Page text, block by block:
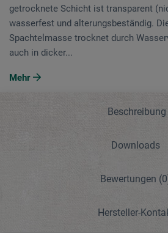
getrocknete Schicht ist transparent
wasserfest und alterungsbeständig.
Spachtelmasse trocknet durch
auch in dicker...
Mehr
Beschreibung
Downloads
Bewertungen
Hersteller-